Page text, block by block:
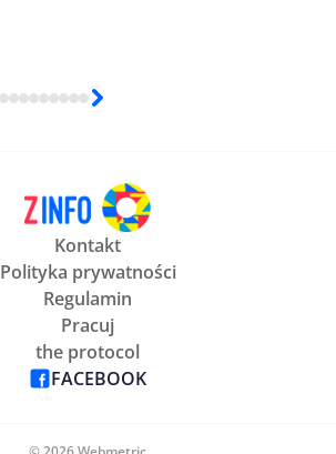
Kontakt
Polityka prywatności
Regulamin
Pracuj
the protocol
FACEBOOK